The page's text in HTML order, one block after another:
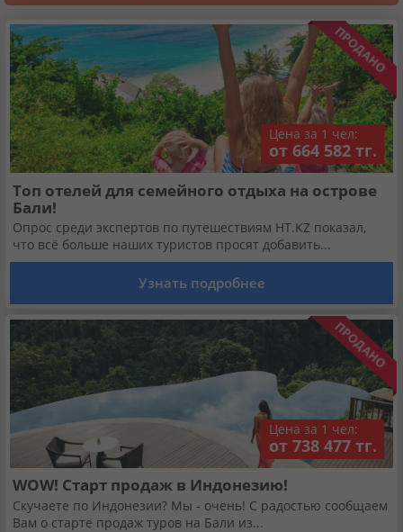
Сертификаты
О нас
Для бизнеса
Контакты
Кабинет туриста
USD EUR
Язык: Русский Қазақша
Установи наше мобильное приложение
Загрузить приложение из App Store
Загрузить приложение из Google Play
Цена за 1 чел:
от 664 582 тг.
Топ отелей для семейного отдыха на острове
Бали!
Опрос среди экспертов по путешествиям НТ.KZ показал,
что всё больше наших туристов просят добавить...
Узнать подробнее
Цена за 1 чел:
от 738 477 тг.
WOW! Старт продаж в Индонезию!
Скучаете по Индонезии? Мы - очень! С радостью сообщаем
Вам о старте продаж туров на Бали из...